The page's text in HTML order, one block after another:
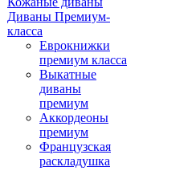
Диваны Премиум-
класса
Еврокнижки
премиум класса
Выкатные
диваны
премиум
Аккордеоны
премиум
Французская
раскладушка